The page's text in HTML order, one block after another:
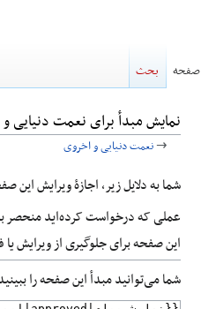
نمایش مبدأ برای نعمت دنیایی
→نعمت دنیایی و اخروی
پرش
به
ناوبری
پرش
به
جستجو
شما به دلایل زیر، اجازهٔ ویرایش این
عملی که درخواست کرده‌اید منحصر
این صفحه برای جلوگیری از ویرایش
شما می‌توانید مبدأ این صفحه را
صفحه بحث